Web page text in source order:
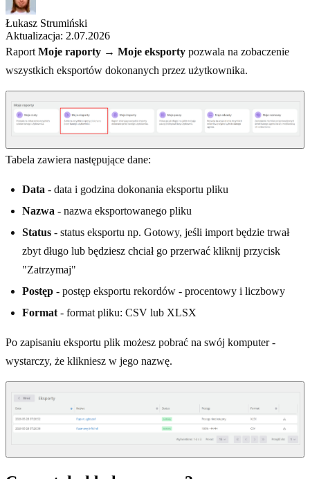
Łukasz Strumiński
Aktualizacja: 2.07.2026
Raport Moje raporty → Moje eksporty pozwala na zobaczenie
wszystkich eksportów dokonanych przez użytkownika.
Tabela zawiera następujące dane:
Data - data i godzina dokonania eksportu pliku
Nazwa - nazwa eksportowanego pliku
Status - status eksportu np. Gotowy, jeśli import będzie trwał
zbyt długo lub będziesz chciał go przerwać kliknij przycisk
"Zatrzymaj"
Postęp - postęp eksportu rekordów - procentowy i liczbowy
Format - format pliku: CSV lub XLSX
Po zapisaniu eksportu plik możesz pobrać na swój komputer -
wystarczy, że klikniesz w jego nazwę.